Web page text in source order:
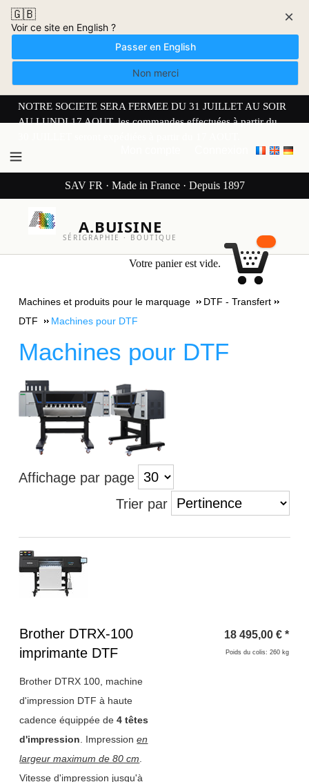
🇬🇧
Voir ce site en English ?
Passer en English
Non merci
×
NOTRE SOCIETE SERA FERMEE DU 31 JUILLET AU SOIR
AU LUNDI 17 AOUT. les commandes effectuées à partir du
SAV FR · Made in France · Depuis 1897
A.BUISINE
SÉRIGRAPHIE · BOUTIQUE
Votre panier est vide.
Machines et produits pour le marquage
DTF - Transfert
DTF
Machines pour DTF
Machines pour DTF
Affichage par page
Trier par
Titre 1
Brother DTRX-100
imprimante DTF
Brother DTRX 100, machine
d'impression DTF à haute
cadence équippée de 4 têtes
d'impression . Impressionen
largeur maximum de 80 cm
Vitesse d'impression jusqu'à
18 495,00 € *
Poids du colis: 260 kg